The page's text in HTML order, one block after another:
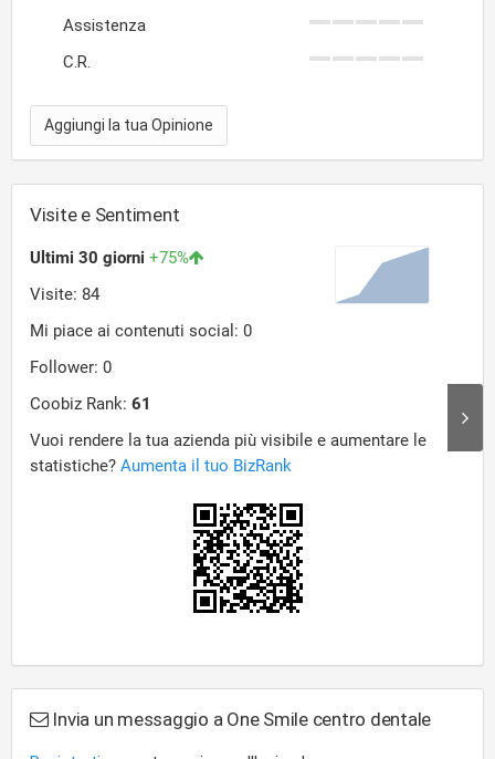
Assistenza
C.R.
Aggiungi la tua Opinione
Visite e Sentiment
Invia un messaggio a One Smile centro dentale